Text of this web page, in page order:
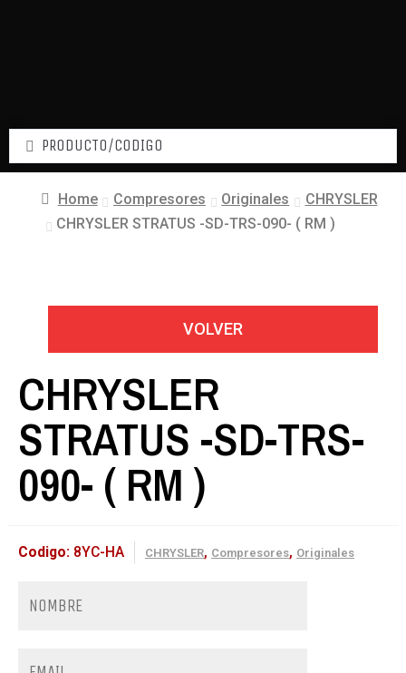
Home Compresores Originales
CHRYSLER
CHRYSLER STRATUS -SD-TRS-090- ( RM )
VOLVER
CHRYSLER
STRATUS -SD-TRS-
090- ( RM )
Codigo: 8YC-HA CHRYSLER, Compresores, Originales